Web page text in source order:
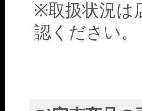
※取扱状況は
認ください。